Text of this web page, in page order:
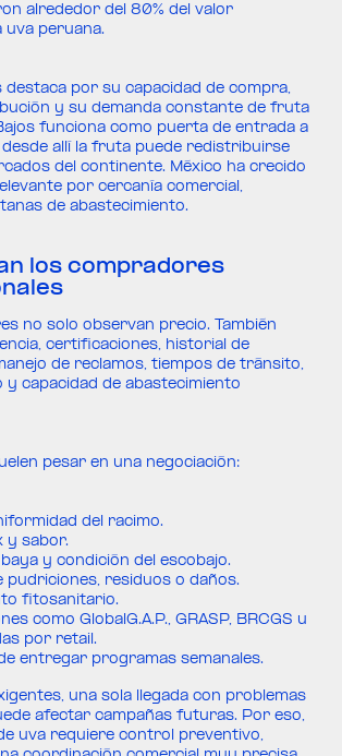
alrededor del 80% del valor
uva peruana.
destaca por su capacidad de compra,
y su demanda constante de fruta
funciona como puerta de entrada a
desde allí la fruta puede redistribuirse
del continente. México ha crecido
por cercanía comercial,
de abastecimiento.
los compradores
no solo observan precio. También
certificaciones, historial de
de reclamos, tiempos de tránsito,
y capacidad de abastecimiento
pesar en una negociación:
del racimo.
y sabor.
y condición del escobajo.
pudriciones, residuos o daños.
fitosanitario.
como GlobalG.A.P., GRASP, BRCGS u
por retail.
entregar programas semanales.
una sola llegada con problemas
afectar campañas futuras. Por eso,
uva requiere control preventivo,